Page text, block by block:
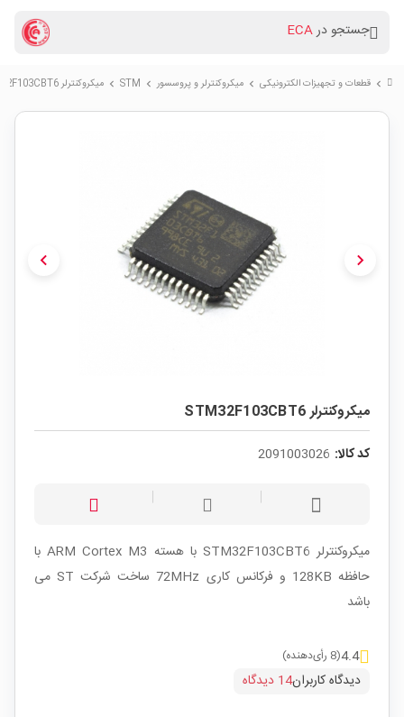
جستجو درECA
chevron_right قطعات و تجهیزات الکترونیکی chevron_right میکروکنترلر و پروسسور chevron_right
STM
chevron_right میکروکنترلر STM32F103CBT6
chevron_left chevron_right
میکروکنترلر STM32F103CBT6
کد کالا: 2091003026
میکروکنترلر STM32F103CBT6
با هسته ARM Cortex M3 با
حافظه 128KB و فرکانس کاری 72MHz ساخت شرکت ST می
باشد
4.4(8 رأی‌دهنده)
دیدگاه کاربران14 دیدگاه